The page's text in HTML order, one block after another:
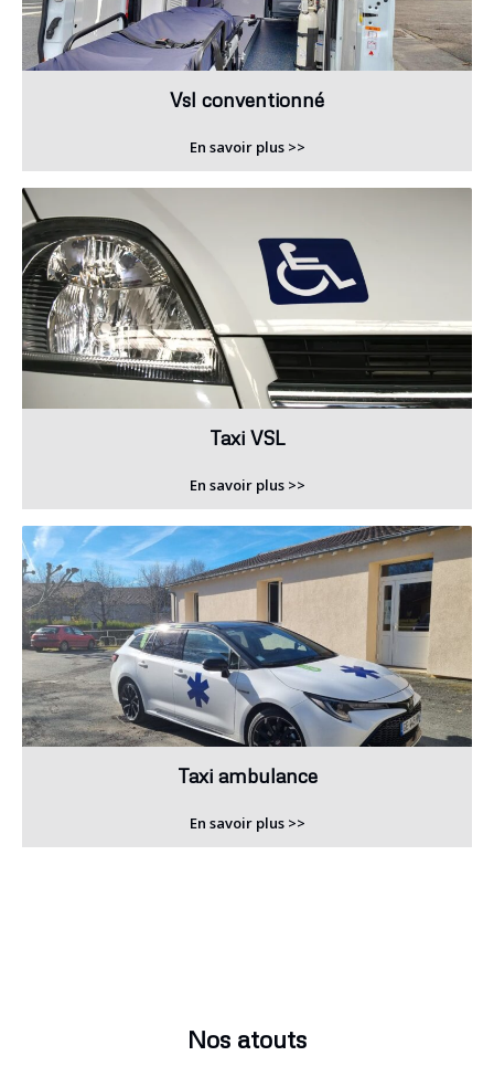
Vsl conventionné
En savoir plus >>
Taxi VSL
En savoir plus >>
Taxi ambulance
En savoir plus >>
Nos atouts